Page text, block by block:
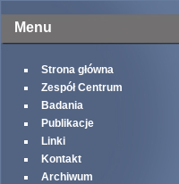
Menu
Strona główna
Zespół Centrum
Badania
Publikacje
Linki
Kontakt
Archiwum